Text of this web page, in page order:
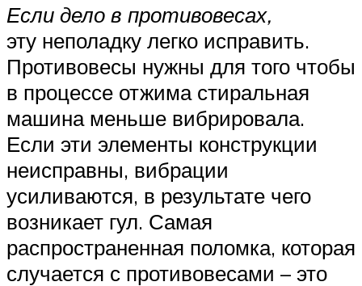
Если дело в противовесах,
эту неполадку легко исправить.
Противовесы нужны для того чтобы
в процессе отжима стиральная
машина меньше вибрировала.
Если эти элементы конструкции
неисправны, вибрации
усиливаются, в результате чего
возникает гул. Самая
распространенная поломка, которая
случается с противовесами – это